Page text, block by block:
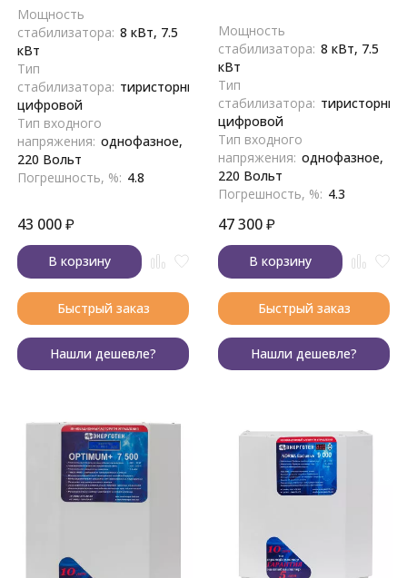
Мощность
стабилизатора: 8 кВт, 7.5
кВт
Тип
стабилизатора: тиристорный,
цифровой
Тип входного
напряжения: однофазное,
220 Вольт
Погрешность, %: 4.8
43 000₽
В корзину
Быстрый заказ
Нашли дешевле?
Мощность
стабилизатора: 8 кВт, 7.5
кВт
Тип
стабилизатора:
цифровой
Тип входного
напряжения: однофазное,
220 Вольт
Погрешность, %: 4.3
47 300₽
В корзину
Быстрый заказ
Нашли дешевле?